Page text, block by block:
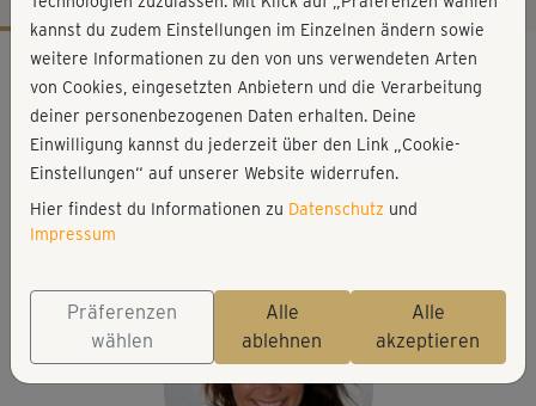
Workout-Facts
mittelschwer
12 Min
83 kcal
Michaela Süßbauer
Matte, 2 Hanteln oder Wasserflaschen
kannst du zudem Einstellungen im Einzelnen ändern sowie
weitere Informationen zu den von uns verwendeten Arten
von Cookies, eingesetzten Anbietern und die Verarbeitung
deiner personenbezogenen Daten erhalten. Deine
Einwilligung kannst du jederzeit über den Link „Cookie-
Einstellungen“ auf unserer Website widerrufen.
Hier findest du Informationen zu Datenschutz und
Impressum
Präferenzen
wählen
Alle
ablehnen
Alle
akzeptieren